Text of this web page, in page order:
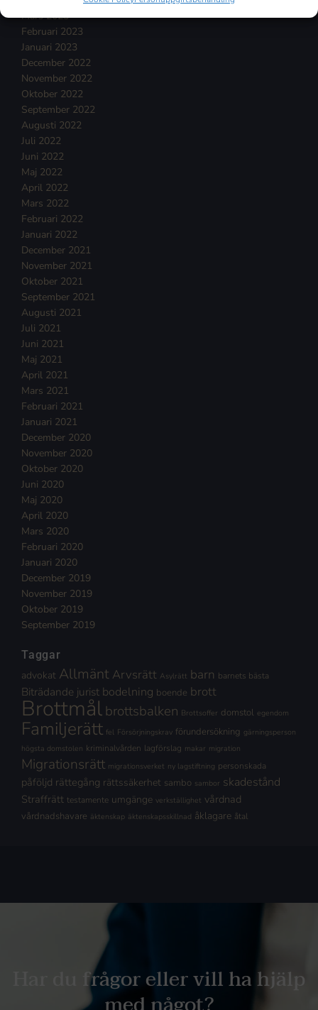
Mars 2023
Februari 2023
Januari 2023
December 2022
November 2022
Oktober 2022
September 2022
Augusti 2022
Juli 2022
Juni 2022
Maj 2022
April 2022
Mars 2022
Februari 2022
Januari 2022
December 2021
November 2021
Oktober 2021
September 2021
Augusti 2021
Juli 2021
Juni 2021
Maj 2021
April 2021
Mars 2021
Februari 2021
Januari 2021
December 2020
November 2020
Oktober 2020
Juni 2020
Maj 2020
April 2020
Mars 2020
Februari 2020
Januari 2020
December 2019
November 2019
Oktober 2019
September 2019
Taggar
advokat Allmänt Arvsrätt Asylrätt barn barnets bästa
Biträdande jurist bodelning boende brott
Brottmålbrottsbalken Brottsoffer domstol egendom
Familjerätt fel Försörjningskrav förundersökning gärningsperson
högsta domstolen kriminalvården lagförslag makar migration
Migrationsrätt migrationsverket ny lagstiftning personskada
påföljd rättegång rättssäkerhet sambo sambor skadestånd
Straffrätt testamente umgänge verkställighet vårdnad
vårdnadshavare äktenskap äktenskapsskillnad åklagare åtal
Har du frågor eller vill ha hjälp